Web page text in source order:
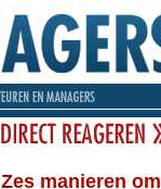
Zes manieren